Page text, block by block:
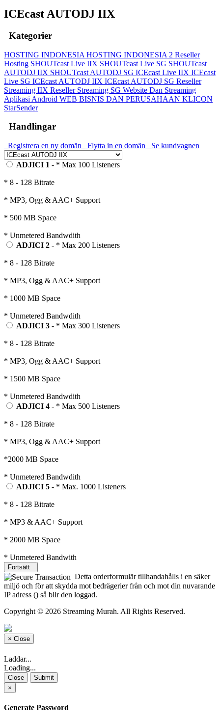
ICEcast AUTODJ IIX
Kategorier
HOSTING INDONESIA HOSTING INDONESIA 2 Reseller
Hosting SHOUTcast Live IIX SHOUTcast Live SG SHOUTcast
AUTODJ IIX SHOUTcast AUTODJ SG ICEcast Live IIX ICEcast
Live SG ICEcast AUTODJ IIX ICEcast AUTODJ SG Reseller
Streaming IIX Reseller Streaming SG Website Dan Streaming
Aplikasi Android WEB BISNIS DAN PERUSAHAAN KLICON
StarSender
Handlingar
Registrera en ny domän Flytta in en domän Se kundvagnen
ADJICI 1 - * Max 100 Listeners
* 8 - 128 Bitrate
* MP3, Ogg & AAC+ Support
* 500 MB Space
* Unmetered Bandwdith
ADJICI 2 - * Max 200 Listeners
* 8 - 128 Bitrate
* MP3, Ogg & AAC+ Support
* 1000 MB Space
* Unmetered Bandwdith
ADJICI 3 - * Max 300 Listeners
* 8 - 128 Bitrate
* MP3, Ogg & AAC+ Support
* 1500 MB Space
* Unmetered Bandwdith
ADJICI 4 - * Max 500 Listeners
* 8 - 128 Bitrate
* MP3, Ogg & AAC+ Support
*2000 MB Space
* Unmetered Bandwdith
ADJICI 5 - * Max. 1000 Listeners
* 8 - 128 Bitrate
* MP3 & AAC+ Support
* 2000 MB Space
* Unmetered Bandwith
Fortsätt
Detta orderformulär tillhandahålls i en säker
miljö och för att skydda mot bedrägerier från och mot din nuvarande
IP adress () så blir den loggad.
Copyright © 2026 Streaming Murah. All Rights Reserved.
× Close
Laddar...
Loading...
Close
Submit
×
Generate Password